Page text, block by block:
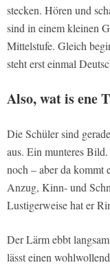
stecken. Hören und
sind in einem kleinen
Mittelstufe. Gleich
steht erst einmal
Also, wat is ene
Die Schüler sind
aus. Ein munteres
noch – aber da kommt
Anzug, Kinn- und
Lustigerweise hat er
Der Lärm ebbt
lässt einen